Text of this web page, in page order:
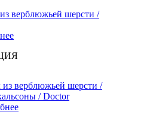
верблюжьей шерсти /
верблюжьей шерсти /
/ Doctor